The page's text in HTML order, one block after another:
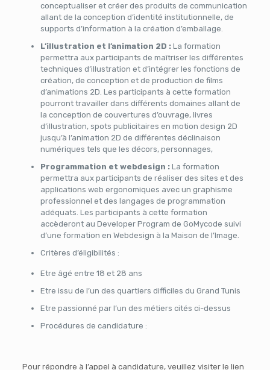
conceptualiser et créer des produits de communication
allant de la conception d’identité institutionnelle, de
supports d’information à la création d’emballage.
L’illustration et l’animation 2D : La formation
permettra aux participants de maîtriser les différentes
techniques d’illustration et d’intégrer les fonctions de
création, de conception et de production de films
d’animations 2D. Les participants à cette formation
pourront travailler dans différents domaines allant de
la conception de couvertures d’ouvrage, livres
d’illustration, spots publicitaires en motion design 2D
jusqu’à l’animation 2D de différentes déclinaison
numériques tels que les décors, personnages,
Programmation et webdesign : La formation
permettra aux participants de réaliser des sites et des
applications web ergonomiques avec un graphisme
professionnel et des langages de programmation
adéquats. Les participants à cette formation
accèderont au Developer Program de GoMycode suivi
d’une formation en Webdesign à la Maison de l’Image.
Critères d’éligibilités :
Etre âgé entre 18 et 28 ans
Etre issu de l’un des quartiers difficiles du Grand Tunis
Etre passionné par l’un des métiers cités ci-dessus
Procédures de candidature :
Pour répondre à l’appel à candidature, veuillez visiter le lien